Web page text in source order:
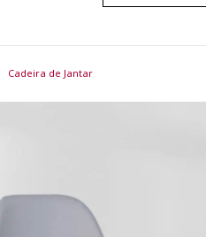
Cadeira de Jantar